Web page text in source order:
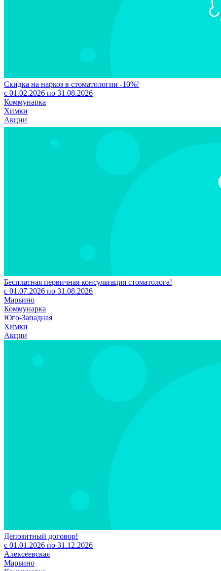
Скидка на наркоз в стоматологии -10%!
с 01.02.2026 по 31.08.2026
Коммунарка
Химки
Акции
Бесплатная первичная консультация стоматолога!
с 01.07.2026 по 31.08.2026
Марьино
Коммунарка
Юго-Западная
Химки
Акции
Депозитный договор!
с 01.01.2026 по 31.12.2026
Алексеевская
Марьино